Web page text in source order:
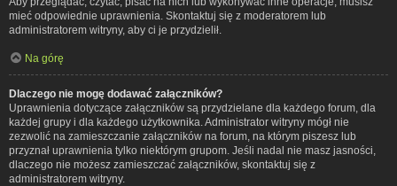
mieć odpowiednie uprawnienia. Skontaktuj się z moderatorem lub
administratorem witryny, aby ci je przydzielił.
Na górę
Dlaczego nie mogę dodawać załączników?
Uprawnienia dotyczące załączników są przydzielane dla każdego forum, dla
każdej grupy i dla każdego użytkownika. Administrator witryny mógł nie
zezwolić na zamieszczanie załączników na forum, na którym piszesz lub
przyznał uprawnienia tylko niektórym grupom. Jeśli nadal nie masz jasności,
dlaczego nie możesz zamieszczać załączników, skontaktuj się z
administratorem witryny.